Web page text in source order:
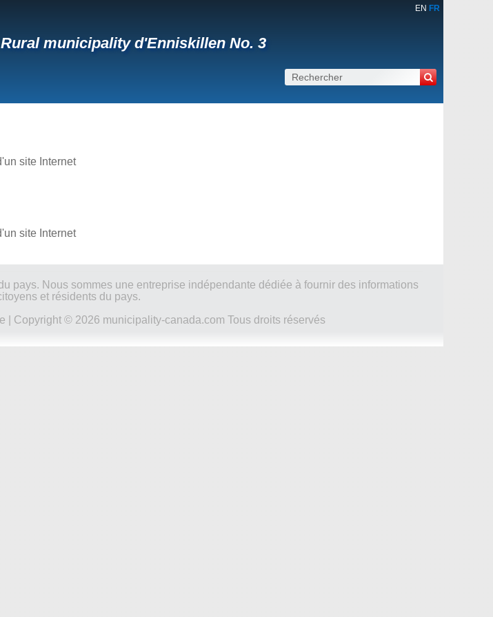
EN FR
municipality d'Enniskillen No. 3
site Internet
site Internet
pays. Nous sommes une entreprise indépendante dédiée à fournir des informations
et résidents du pays.
| Copyright © 2026 municipality-canada.com Tous droits réservés